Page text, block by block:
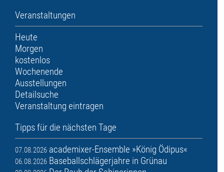
Veranstaltungen
Heute
Morgen
kostenlos
Wochenende
Ausstellungen
Detailsuche
Veranstaltung eintragen
Tipps für die nächsten Tage
07.08.2026 academixer-Ensemble »König Ödipus«
06.08.2026 Baseballschlägerjahre in Grünau